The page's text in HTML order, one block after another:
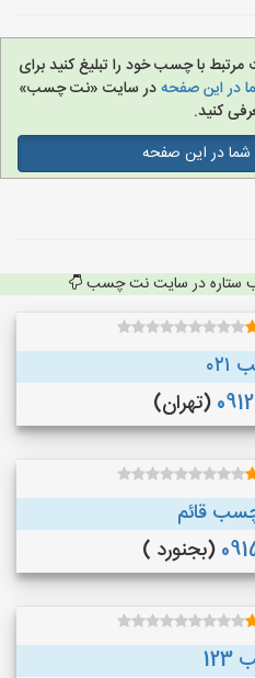
با چسب خود را تبلیغ کنید برای
در این صفحهدر سایت «نت چسب»
کنید.
شما در این صفحه
ستاره در سایت نت چسب
(تهران)
قائم
(بجنورد )